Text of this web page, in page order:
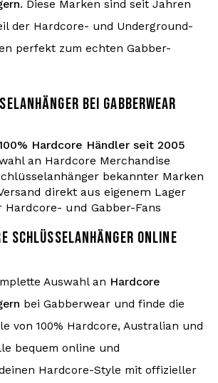
. Diese Marken sind seit Jahren
der Hardcore- und Underground-
perfekt zum echten Gabber-
BEI GABBERWEAR
Hardcore Händler seit 2005
an Hardcore Merchandise
bekannter Marken
direkt aus eigenem Lager
und Gabber-Fans
SCHLÜSSELANHÄNGER ONLINE
Auswahl an Hardcore
bei Gabberwear und finde die
von 100% Hardcore, Australian und
bequem online und
Hardcore-Style mit offizieller